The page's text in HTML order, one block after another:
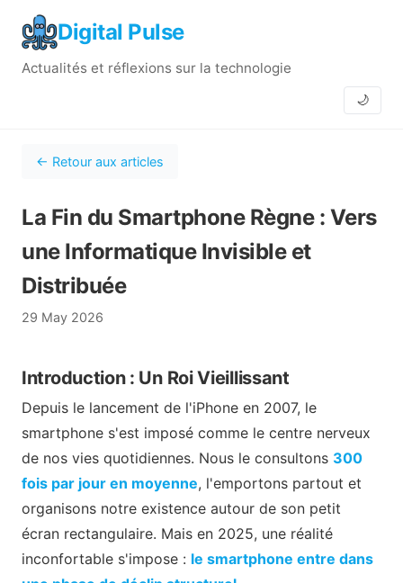
Digital Pulse
Actualités et réflexions sur la technologie
🌙
← Retour aux articles
La Fin du Smartphone Règne : Vers
une Informatique Invisible et
Distribuée
29 May 2026
Introduction : Un Roi Vieillissant
Depuis le lancement de l'iPhone en 2007, le
smartphone s'est imposé comme le centre nerveux
de nos vies quotidiennes. Nous le consultons 300
fois par jour en moyenne, l'emportons partout et
organisons notre existence autour de son petit
écran rectangulaire. Mais en 2025, une réalité
inconfortable s'impose : le smartphone entre dans